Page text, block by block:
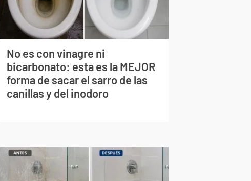
No es con vinagre ni
bicarbonato: esta es la MEJOR
forma de sacar el sarro de las
canillas y del inodoro